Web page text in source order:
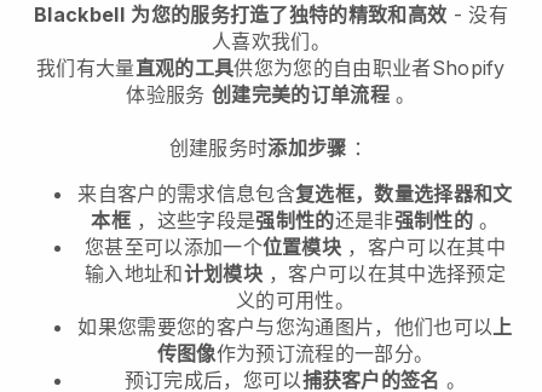
Blackbell 为您的服务打造了独特的精致和高效 - 没有
人喜欢我们。
我们有大量直观的工具供您为您的自由职业者Shopify
体验服务 创建完美的订单流程。
创建服务时添加步骤 ：
来自客户的需求信息包含复选框，数量选择器和文
本框 ，这些字段是强制性的还是非强制性的。
您甚至可以添加一个位置模块 ，客户可以在其中
输入地址和计划模块，客户可以在其中选择预定
义的可用性。
如果您需要您的客户与您沟通图片，他们也可以 上
传图像作为预订流程的一部分。
预订完成后，您可以捕获客户的签名 。